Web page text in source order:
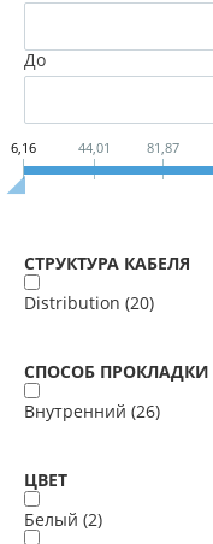
До
6,16 44,01 81,87
СТРУКТУРА КАБЕЛЯ
Distribution (20)
СПОСОБ ПРОКЛАДКИ
Внутренний (26)
ЦВЕТ
Белый (2)